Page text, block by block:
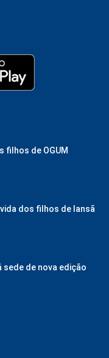
filhos de OGUM
dos filhos de Iansã
sede de nova edição